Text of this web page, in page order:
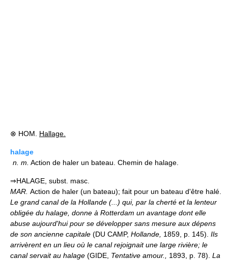
⊗ HOM. Hallage.
halage
n. m. Action de haler un bateau. Chemin de halage.
⇒HALAGE, subst. masc.
MAR. Action de haler (un bateau); fait pour un bateau d'être halé.
Le grand canal de la Hollande (...) qui, par la cherté et la lenteur
obligée du halage, donne à Rotterdam un avantage dont elle
abuse aujourd'hui pour se développer sans mesure aux dépens
de son ancienne capitale (DU CAMP, Hollande, 1859, p. 145). Ils
arrivèrent en un lieu où le canal rejoignait une large rivière; le
canal servait au halage (GIDE, Tentative amour., 1893, p. 78). La